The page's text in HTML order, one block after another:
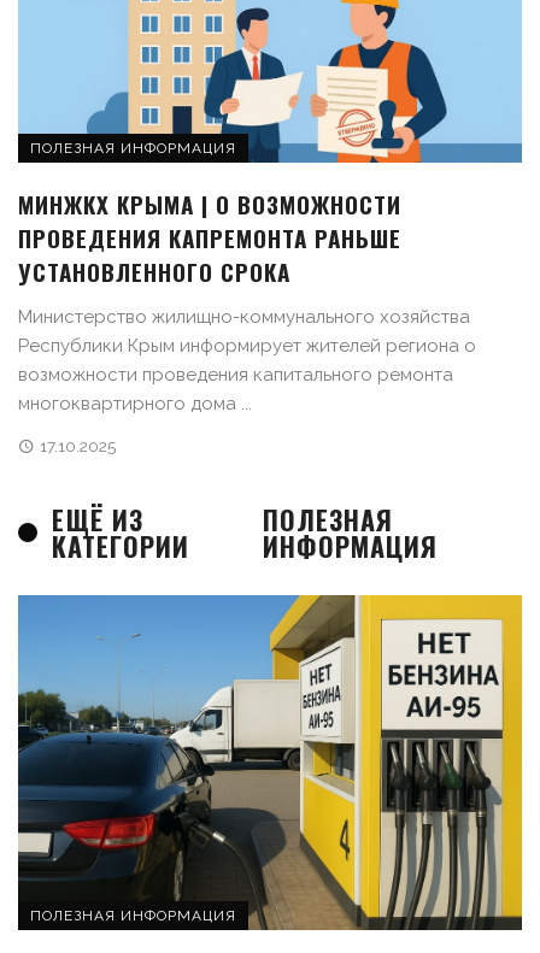
ПОЛЕЗНАЯ ИНФОРМАЦИЯ
МИНЖКХ КРЫМА | О ВОЗМОЖНОСТИ
ПРОВЕДЕНИЯ КАПРЕМОНТА РАНЬШЕ
УСТАНОВЛЕННОГО СРОКА
Министерство жилищно-коммунального хозяйства
Республики Крым информирует жителей региона о
возможности проведения капитального ремонта
многоквартирного дома ...
17.10.2025
ЕЩЁ ИЗ
КАТЕГОРИИ
ПОЛЕЗНАЯ
ИНФОРМАЦИЯ
ПОЛЕЗНАЯ ИНФОРМАЦИЯ